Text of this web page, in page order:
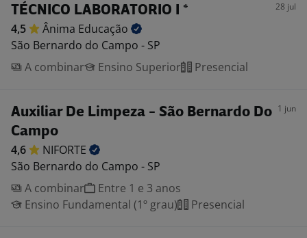
TÉCNICO LABORATORIO I * 28 jul
4,5 Ânima Educação
São Bernardo do Campo - SP
A combinar
Ensino Superior Presencial
Auxiliar De Limpeza - São Bernardo Do
Campo
1 jun
4,6
NIFORTE
São Bernardo do Campo - SP
A combinar
Entre 1 e 3 anos
Ensino Fundamental (1º grau)
Presencial